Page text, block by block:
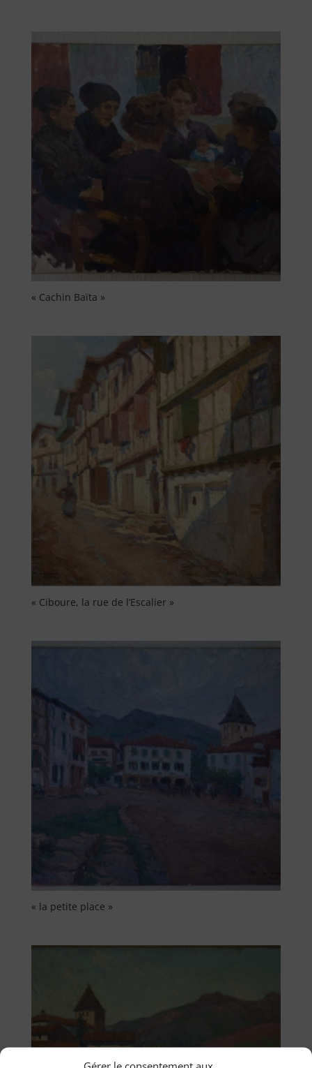
« Cachin Baïta »
« Ciboure, la rue de l’Escalier »
« la petite place »